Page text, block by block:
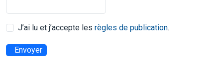
J’ai lu et j’accepte les règles de publication.
Envoyer